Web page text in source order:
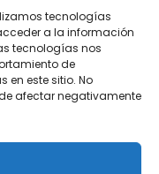
tecnologías
a la información
tecnologías nos
de
este sitio. No
afectar negativamente
en La
sobre el
y social del
7 Especial